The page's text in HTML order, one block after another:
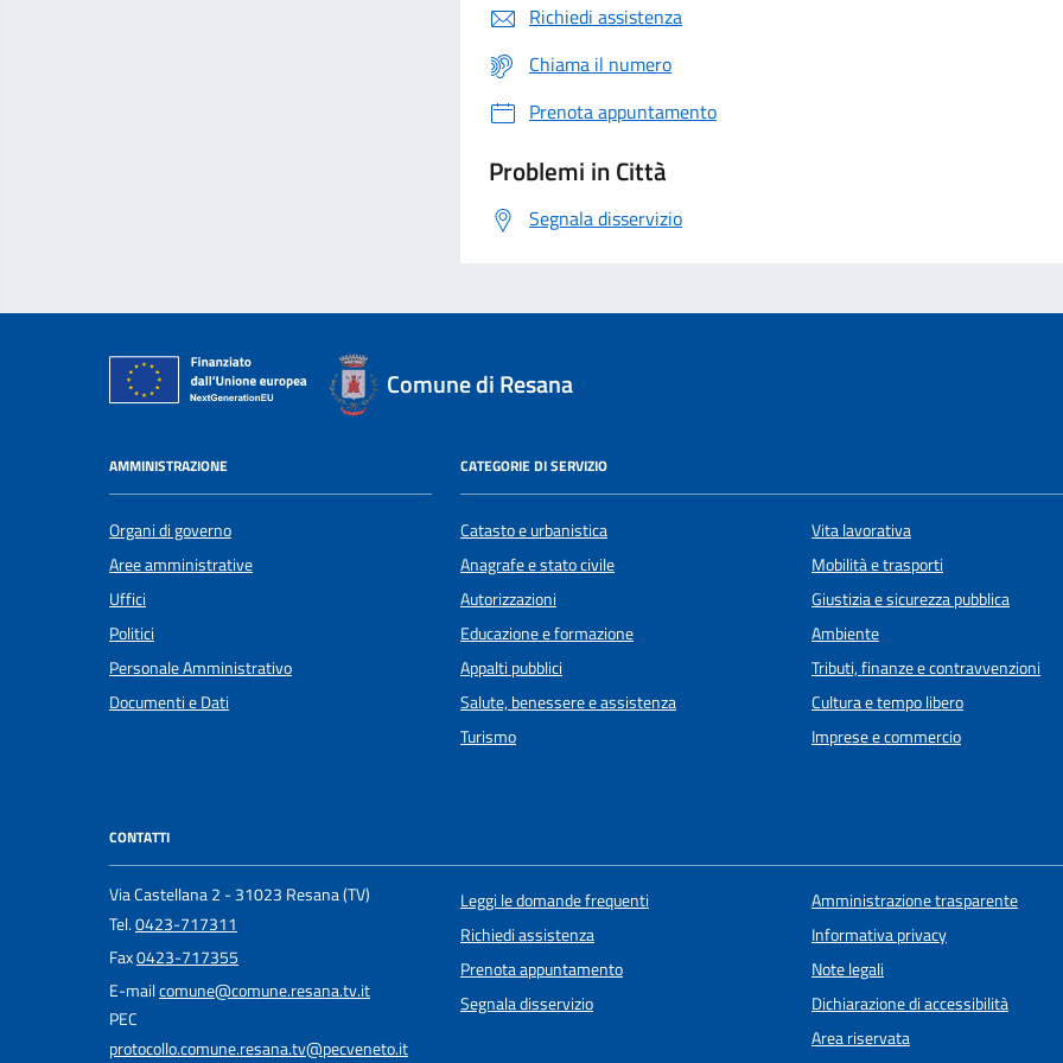
Richiedi assistenza
Chiama il numero
Prenota appuntamento
Problemi in Città
Segnala disservizio
Comune di Resana
AMMINISTRAZIONE
Organi di governo
Aree amministrative
Uffici
Politici
Personale Amministrativo
Documenti e Dati
CATEGORIE DI SERVIZIO
Catasto e urbanistica
Anagrafe e stato civile
Autorizzazioni
Educazione e formazione
Appalti pubblici
Salute, benessere e assistenza
Turismo
Vita lavorativa
Mobilità e trasporti
Giustizia e sicurezza pubblica
Ambiente
Tributi, finanze e contravvenzioni
Cultura e tempo libero
Imprese e commercio
CONTATTI
Via Castellana 2 - 31023 Resana (TV)
Tel.0423-717311
Fax0423-717355
E-mailcomune@comune.resana.tv.it
PEC
protocollo.comune.resana.tv@pecveneto.it
Leggi le domande frequenti
Richiedi assistenza
Prenota appuntamento
Segnala disservizio
Amministrazione trasparente
Informativa privacy
Note legali
Dichiarazione di accessibilità
Area riservata